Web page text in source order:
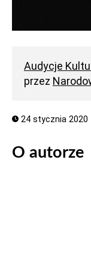
Audycje
przez
24 stycznia 2020
O autorze